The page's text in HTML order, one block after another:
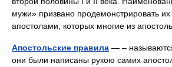
мужи» призвано продемонстрировать
апостолами, которых многие из
Апостольские правила — –
они были написаны рукою самих